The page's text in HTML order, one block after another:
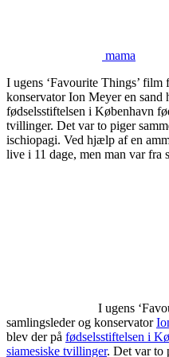
mama
I ugens ‘Favourite Things’
konservator Ion Meyer en sand
fødselsstiftelsen i København
tvillinger. Det var to piger
ischiopagi. Ved hjælp af en
live i 11 dage, men man var
I ugens
samlingsleder og konservator
blev der på fødselsstiftelsen i
siamesiske tvillinger. Det var to